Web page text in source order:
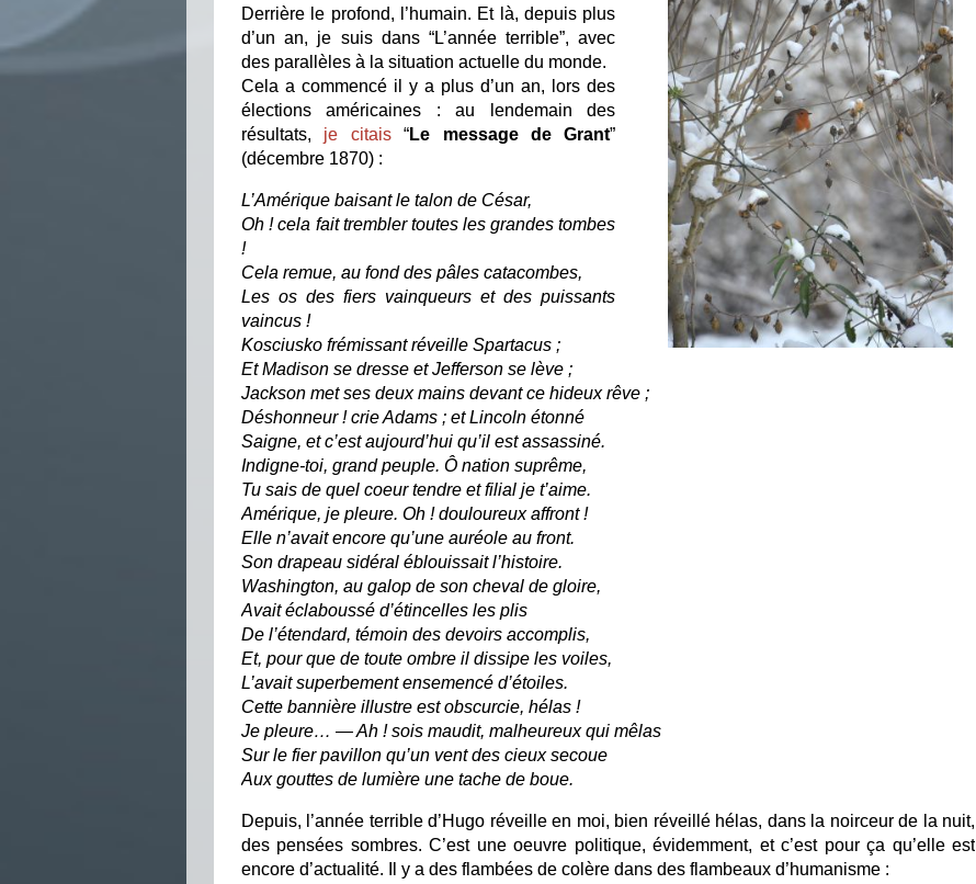
Derrière le profond, l’humain. Et là, depuis plus
d’un an, je suis dans “L’année terrible”, avec
des parallèles à la situation actuelle du monde.
Cela a commencé il y a plus d’un an, lors des
élections américaines : au lendemain des
résultats, je citais“Le message de Grant”
(décembre 1870) :
L’Amérique baisant le talon de César,
Oh ! cela fait trembler toutes les grandes tombes
!
Cela remue, au fond des pâles catacombes,
Les os des fiers vainqueurs et des puissants
vaincus !
Kosciusko frémissant réveille Spartacus ;
Et Madison se dresse et Jefferson se lève ;
Jackson met ses deux mains devant ce hideux rêve ;
Déshonneur ! crie Adams ; et Lincoln étonné
Saigne, et c’est aujourd’hui qu’il est assassiné.
Indigne-toi, grand peuple. Ô nation suprême,
Tu sais de quel coeur tendre et filial je t’aime.
Amérique, je pleure. Oh ! douloureux affront !
Elle n’avait encore qu’une auréole au front.
Son drapeau sidéral éblouissait l’histoire.
Washington, au galop de son cheval de gloire,
Avait éclaboussé d’étincelles les plis
De l’étendard, témoin des devoirs accomplis,
Et, pour que de toute ombre il dissipe les voiles,
L’avait superbement ensemencé d’étoiles.
Cette bannière illustre est obscurcie, hélas !
Je pleure… — Ah ! sois maudit, malheureux qui mêlas
Sur le fier pavillon qu’un vent des cieux secoue
Aux gouttes de lumière une tache de boue.
Depuis, l’année terrible d’Hugo réveille en moi, bien réveillé hélas, dans la noirceur de la nuit,
des pensées sombres. C’est une oeuvre politique, évidemment, et c’est pour ça qu’elle est
encore d’actualité. Il y a des flambées de colère dans des flambeaux d’humanisme :